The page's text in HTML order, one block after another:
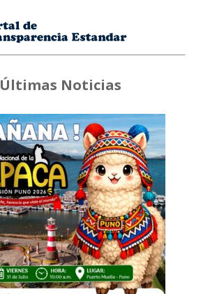
Últimas Noticias